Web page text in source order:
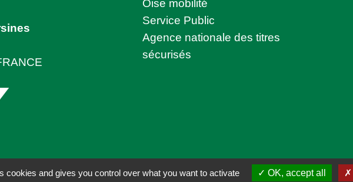
Oise mobilité
Service Public
Agence nationale des titres
sécurisés
de confidentialité - Accessibilité - Plan du site - Gestion
cookies and gives you control over what you want to activate OK, accept all